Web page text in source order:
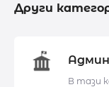
Други
В тази